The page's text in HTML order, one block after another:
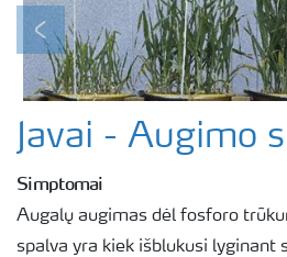
Previous
Javai - Augimo
Simptomai
Augalų augimas dėl fosforo
spalva yra kiek išblukusi lyginant